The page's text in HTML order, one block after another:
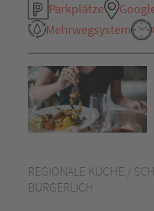
Parkplätze
Mehrwegsystem
REGIONALE KÜCHE /
BÜRGERLICH